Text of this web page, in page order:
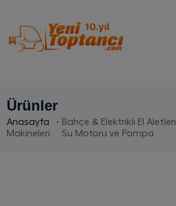
Ürünler
Anasayfa Bahçe & Elektrikli El Aletleri
Makineleri
Su Motoru ve Pompa